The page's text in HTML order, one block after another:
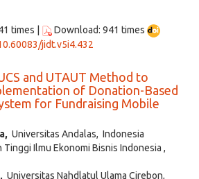
times |
Download: 941 times
jidt.v5i4.432
and UTAUT Method to
of Donation-Based
for Fundraising Mobile
Universitas Andalas, Indonesia
Tinggi Ilmu Ekonomi Bisnis Indonesia ,
Universitas Nahdlatul Ulama Cirebon,